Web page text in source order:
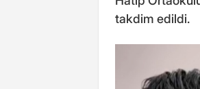
takdim edildi.